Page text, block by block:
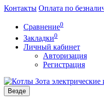
Контакты Оплата по
Сравнение0
Закладки0
Личный кабинет
Авторизация
Регистрация
Везде